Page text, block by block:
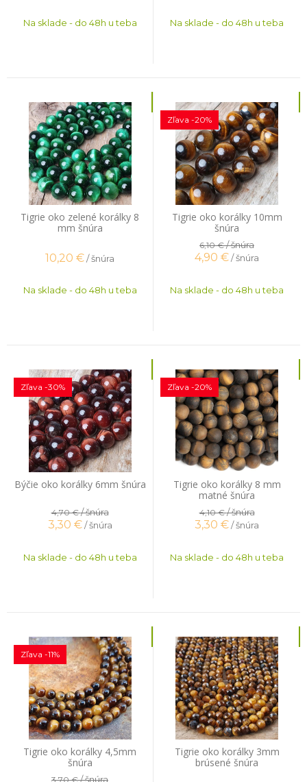
Na sklade - do 48h u teba Na sklade - do 48h u teba
Tigrie oko zelené korálky 8
mm šnúra
10,20 €/ šnúra
Na sklade - do 48h u teba
Tigrie oko korálky 10mm
šnúra
Zľava -20%
6,10 €/ šnúra
4,90 €/ šnúra
Na sklade - do 48h u teba
Býčie oko korálky 6mm šnúra
Zľava -30%
4,70 €/ šnúra
3,30 € / šnúra
Na sklade - do 48h u teba
Tigrie oko korálky 8 mm
matné šnúra
Zľava -20%
4,10 €/ šnúra
3,30 €/ šnúra
Na sklade - do 48h u teba
Tigrie oko korálky 4,5mm
šnúra
Zľava -11%
3,70 €/ šnúra
Tigrie oko korálky 3mm
brúsené šnúra